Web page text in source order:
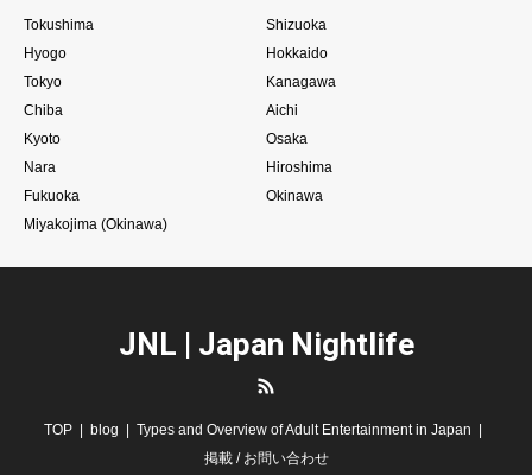
Tokushima
Shizuoka
Hyogo
Hokkaido
Tokyo
Kanagawa
Chiba
Aichi
Kyoto
Osaka
Nara
Hiroshima
Fukuoka
Okinawa
Miyakojima (Okinawa)
JNL | Japan Nightlife
TOP blog
Types and Overview of Adult Entertainment in Japan
掲載 / お問い合わせ